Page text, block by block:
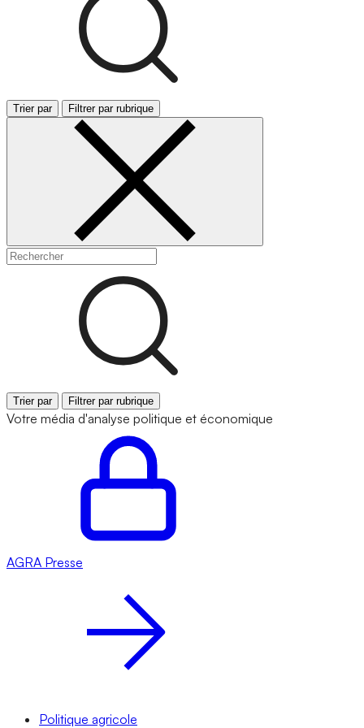
Trier par Filtrer par rubrique
Trier par Filtrer par rubrique
Votre média d'analyse politique et économique
AGRA Presse
Politique agricole